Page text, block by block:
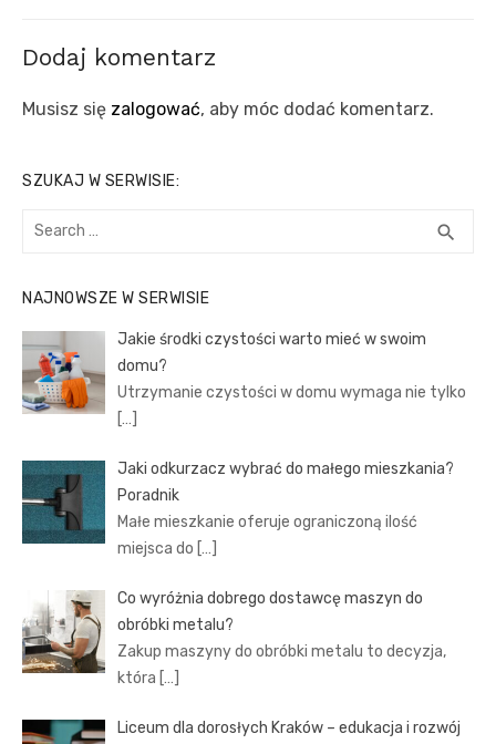
Dodaj komentarz
Musisz się zalogować, aby móc dodać komentarz.
SZUKAJ W SERWISIE:
Search
search
NAJNOWSZE W SERWISIE
Jakie środki czystości warto mieć w swoim
domu?
Utrzymanie czystości w domu wymaga nie tylko
[…]
Jaki odkurzacz wybrać do małego mieszkania?
Poradnik
Małe mieszkanie oferuje ograniczoną ilość
miejsca do […]
Co wyróżnia dobrego dostawcę maszyn do
obróbki metalu?
Zakup maszyny do obróbki metalu to decyzja,
która […]
Liceum dla dorosłych Kraków – edukacja i rozwój